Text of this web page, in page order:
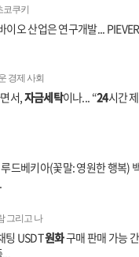
코쿠키
오 산업은 연구개발...
경제 사회
서,자금세탁이나... “24시간
드베키아(꽃말: 영원한 행복)
그리고 나
팅 USDT원화구매 판매 가능